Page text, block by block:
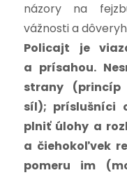
názory na
vážnosti a
Policajt je
a prísahou.
strany (princíp
síl); príslušníci
plniť úlohy a
a čiehokoľvek
pomeru im